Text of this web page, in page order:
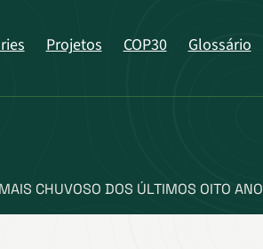
Projetos COP30 Glossário
CHUVOSO DOS ÚLTIMOS OITO